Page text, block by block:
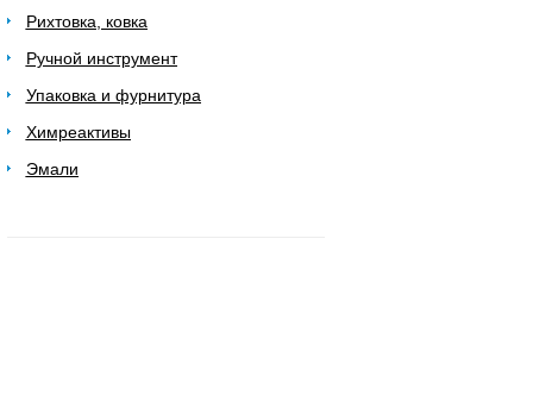
Рихтовка, ковка
Ручной инструмент
Упаковка и фурнитура
Химреактивы
Эмали